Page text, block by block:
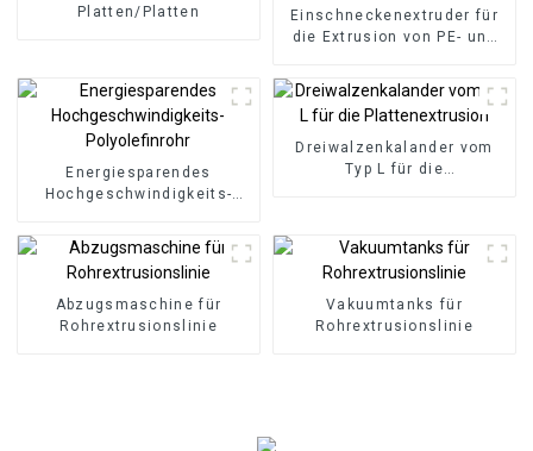
Platten/Platten
Einschneckenextruder für
die Extrusion von PE- und
Energiesparendes
Hochgeschwindigkeits-
Dreiwalzenkalander vom
Typ L für die
Abzugsmaschine für
Rohrextrusionslinie
Vakuumtanks für
Rohrextrusionslinie